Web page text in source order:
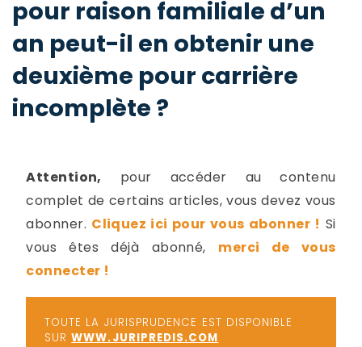
pour raison familiale d’un
an peut-il en obtenir une
deuxième pour carrière
incomplète ?
Attention, pour accéder au contenu
complet de certains articles, vous devez vous
abonner. Cliquez ici pour vous abonner ! Si
vous êtes déjà abonné, merci de vous
connecter !
TOUTE LA JURISPRUDENCE EST DISPONIBLE
SURWWW.JURIPREDIS.COM